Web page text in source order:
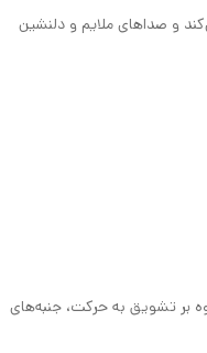
و صداهای ملایم و دلنشین
بر تشویق به حرکت، جنبه‌های